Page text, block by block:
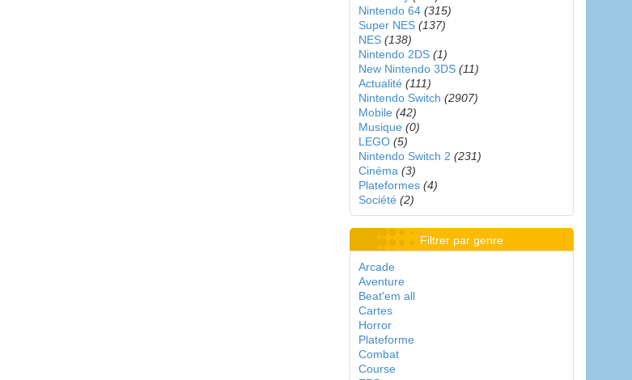
Nintendo 64 (315)
Super NES (137)
NES (138)
Nintendo 2DS (1)
New Nintendo 3DS (11)
Actualité (111)
Nintendo Switch (2907)
Mobile (42)
Musique (0)
LEGO (5)
Nintendo Switch 2 (231)
Cinéma (3)
Plateformes (4)
Société (2)
Filtrer par genre
Arcade
Aventure
Beat'em all
Cartes
Horror
Plateforme
Combat
Course